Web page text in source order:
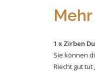
1 x Zirben
Sie können
Riecht gut